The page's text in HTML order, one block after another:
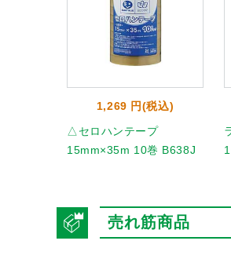
1,269 円(税込)
△セロハンテープ
15mm×35m 10巻 B638J
売れ筋商品